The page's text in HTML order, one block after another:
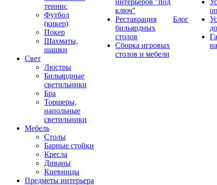
теннис
Футбол
(кикер)
Покер
Шахматы,
шашки
Свет
Люстры
Бильярдные
светильники
Бра
Торшеры,
напольные
светильники
Мебель
Столы
Барные стойки
Кресла
Диваны
Киевницы
Предметы интерьера
интерьеров "под
ключ"
Реставрация
бильярдных
столов
Сборка игровых
столов и мебели
Блог